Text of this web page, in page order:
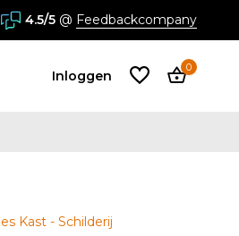
4.5/5 @ Feedbackcompany
Inloggen
Account
0
Kast - Schilderij